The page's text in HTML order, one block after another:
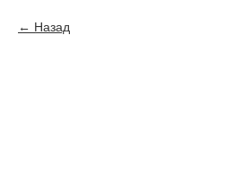
Назад